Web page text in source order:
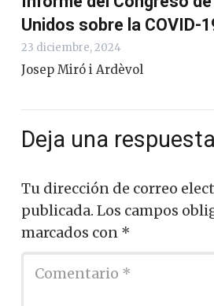
Unidos sobre la COVID-
23 diciembre, 2024
Josep Miró i Ardèvol
Deja una respuesta
Tu dirección de correo
publicada. Los campos
marcados con *